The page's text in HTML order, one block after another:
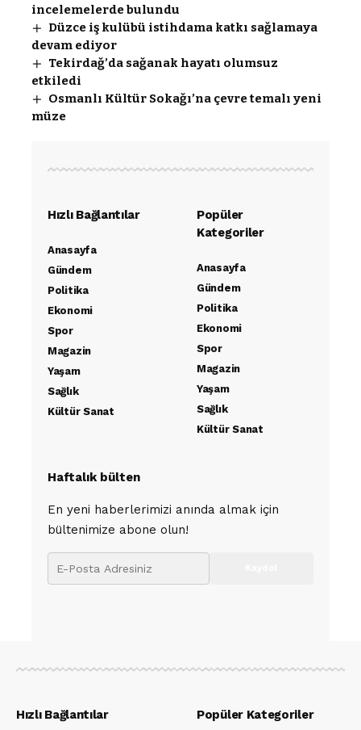
incelemelerde bulundu
Düzce iş kulübü istihdama katkı sağlamaya
devam ediyor
Tekirdağ’da sağanak hayatı olumsuz
etkiledi
Osmanlı Kültür Sokağı’na çevre temalı yeni
müze
Hızlı Bağlantılar
Anasayfa
Gündem
Politika
Ekonomi
Spor
Magazin
Yaşam
Sağlık
Kültür Sanat
Popüler
Kategoriler
Anasayfa
Gündem
Politika
Ekonomi
Spor
Magazin
Yaşam
Sağlık
Kültür Sanat
Haftalık bülten
En yeni haberlerimizi anında almak için
bültenimize abone olun!
Hızlı Bağlantılar Popüler Kategoriler